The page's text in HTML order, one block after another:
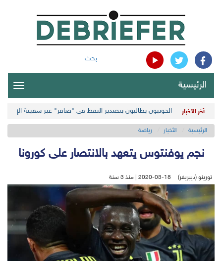
بحث
الرئيسية
آخر الأخبار الحوثيون يطالبون بتصدير النفط في "صافر" عبر سفينة الإنقاذ
الرئيسية الأخبار رياضة
نجم يوفنتوس يتعهد بالانتصار على كورونا
تورينو (ديبريفر) 2020-03-18 | منذ 3 سنة